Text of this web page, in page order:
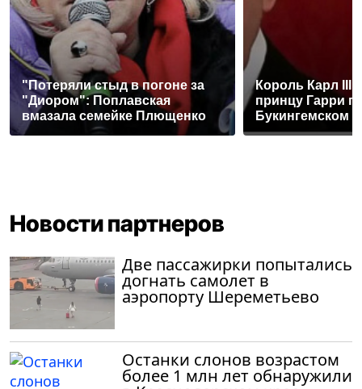
"Потеряли стыд в погоне за
"Диором": Поплавская
вмазала семейке Плющенко
Король Карл III
принцу Гарри
Букингемском
Новости партнеров
Две пассажирки попытались
догнать самолет в
аэропорту Шереметьево
Останки слонов возрастом
более 1 млн лет обнаружили